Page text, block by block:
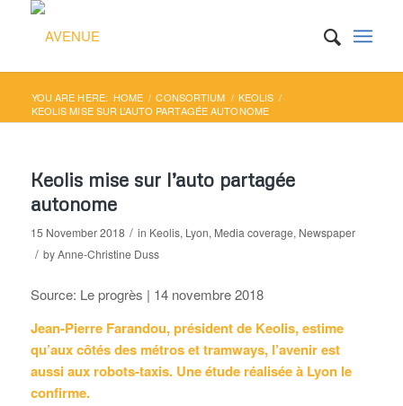
YOU ARE HERE: HOME / CONSORTIUM / KEOLIS /
KEOLIS MISE SUR L’AUTO PARTAGÉE AUTONOME
Keolis mise sur l’auto partagée
autonome
15 November 2018 / in Keolis, Lyon, Media coverage, Newspaper
/ byAnne-Christine Duss
Source: Le progrès | 14 novembre 2018
Jean-Pierre Farandou, président de Keolis, estime
qu’aux côtés des métros et tramways, l’avenir est
aussi aux robots-taxis. Une étude réalisée à Lyon le
confirme.